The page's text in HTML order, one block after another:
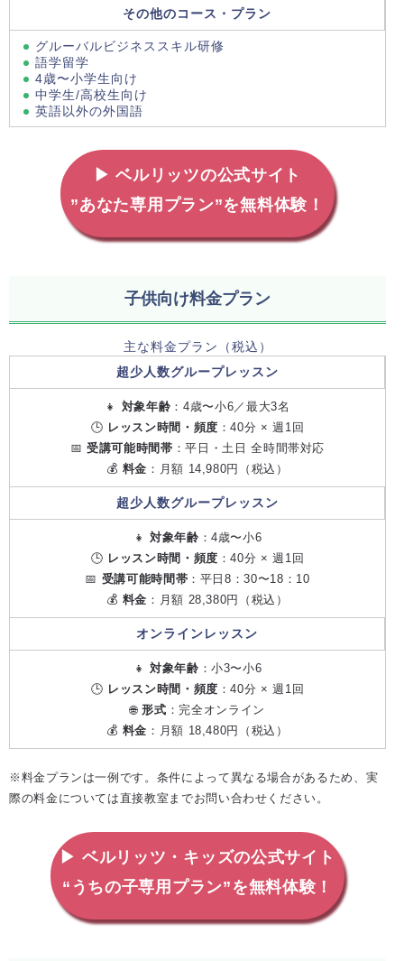
その他のコース・プラン
グルーバルビジネススキル研修
語学留学
4歳〜小学生向け
中学生/高校生向け
英語以外の外国語
▶ ベルリッツの公式サイト
”あなた専用プラン”を無料体験！
子供向け料金プラン
主な料金プラン（税込）
超少人数グループレッスン
👧 対象年齢 ：4歳〜小6／最大3名
🕒 レッスン時間・頻度 ：40分 × 週1回
📅受講可能時間帯 ：平日・土日 全時間帯対応
💰 料金 ：月額 14,980円（税込）
超少人数グループレッスン
👧 対象年齢 ：4歳〜小6
🕒 レッスン時間・頻度 ：40分 × 週1回
📅 受講可能時間帯 ：平日8：30〜18：10
💰 料金 ：月額 28,380円（税込）
オンラインレッスン
👧 対象年齢 ：小3〜小6
🕒 レッスン時間・頻度 ：40分 × 週1回
🌐形式 ：完全オンライン
💰 料金 ：月額 18,480円（税込）
※料金プランは一例です。条件によって異なる場合があるため、実
際の料金については直接教室までお問い合わせください。
▶ ベルリッツ・キッズの公式サイト
“うちの子専用プラン”を無料体験！